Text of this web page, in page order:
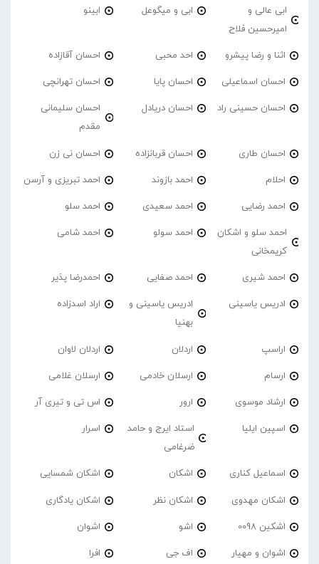
ابی عالی و
امیرحسین فلاح
ابی و میگوعل ابینو
اثنا و رضا پیشرو احد محبی احسان آقازاده
احسان اسماعیلی احسان پایا احسان تهرانچی
احسان حسینی راد احسان دریادل
احسان سلیمانی
مقدم
احسان طاری احسان قربانزاده احسان نی زن
احلام احمد بازوند احمد تبریزی و آرسن
احمد‌ رضایی احمد سعیدی احمد سلو
احمد سلو و اشکان
کریمخانی
احمد سولو احمد شامی
احمد شیری احمد صفایی احمدرضا پذیر
ادریس یاسینی
ادریس یاسینی و
بهنیا
اراد اسدزاده
اراسپ اردلان اردلان لاوان
ارسام ارسلان خادمی ارسلان غلامی
ارشاد موسوی ارور اس تی و تیری آر
اسپین ایلیا
استاد ایرج و حامد
ضرغامی
اسرار
اسماعیل کناری اشکان اشکان شمسایی
اشکان مهدوی اشکان نظر اشکان یادگاری
اشکین 0098 اشو اشوان
اشوان و مهیار اف جی افرا